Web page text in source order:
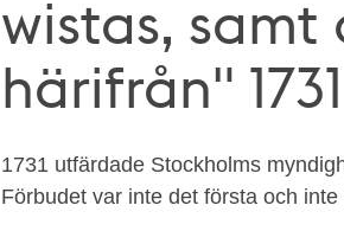
wistas,
härifrån" 1731
1731 utfärdade Stockholms
Förbudet var inte det första och